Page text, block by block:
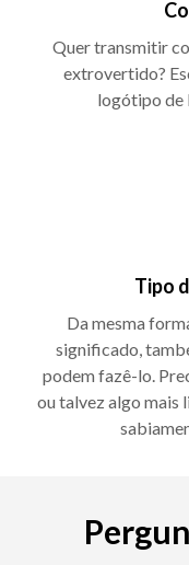
Quer transmitir
extrovertido?
logótipo de
Tipo
Da mesma
significado,
podem fazê-lo.
ou talvez algo mais